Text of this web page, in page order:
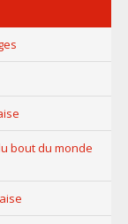
bout du monde